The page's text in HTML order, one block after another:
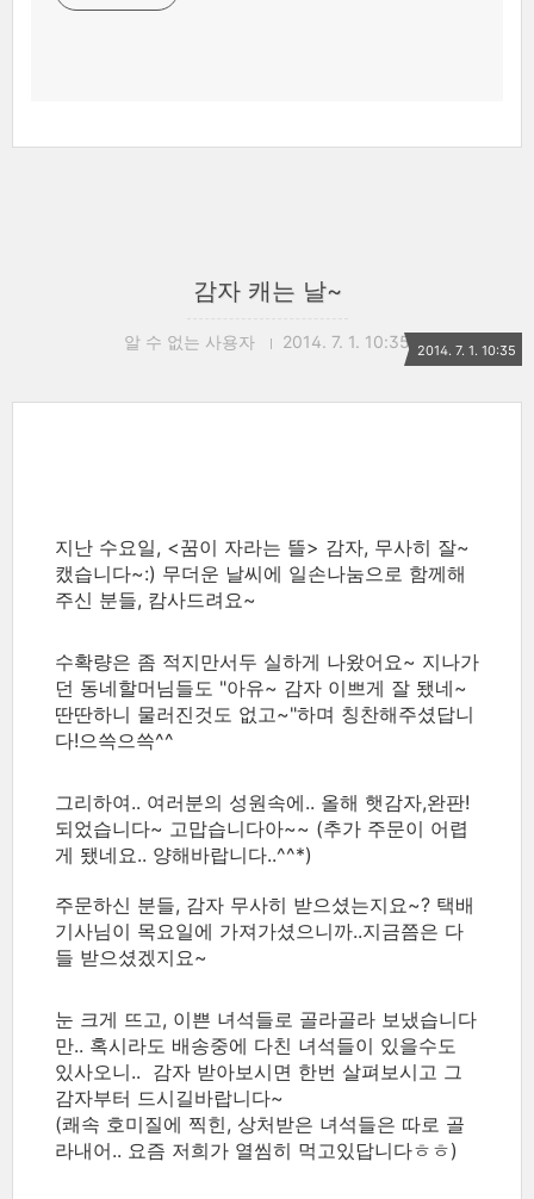
감자 캐는 날~
알 수 없는 사용자 2014. 7. 1. 10:35 2014. 7. 1. 10:35
지난 수요일, <꿈이 자라는 뜰> 감자, 무사히 잘~
캤습니다~:) 무더운 날씨에 일손나눔으로 함께해
주신 분들, 캄사드려요~
수확량은 좀 적지만서두 실하게 나왔어요~ 지나가
던 동네할머님들도 "아유~ 감자 이쁘게 잘 됐네~
딴딴하니 물러진것도 없고~"하며 칭찬해주셨답니
다!으쓱으쓱^^
그리하여.. 여러분의 성원속에.. 올해 햇감자,완판!
되었습니다~ 고맙습니다아~~ (추가 주문이 어렵
게 됐네요.. 양해바랍니다..^^*)
주문하신 분들, 감자 무사히 받으셨는지요~? 택배
기사님이 목요일에 가져가셨으니까..지금쯤은 다
들 받으셨겠지요~
눈 크게 뜨고, 이쁜 녀석들로 골라골라 보냈습니다
만.. 혹시라도 배송중에 다친 녀석들이 있을수도
있사오니.. 감자 받아보시면 한번 살펴보시고 그
감자부터 드시길바랍니다~
(쾌속 호미질에 찍힌, 상처받은 녀석들은 따로 골
라내어.. 요즘 저희가 열씸히 먹고있답니다ㅎㅎ)